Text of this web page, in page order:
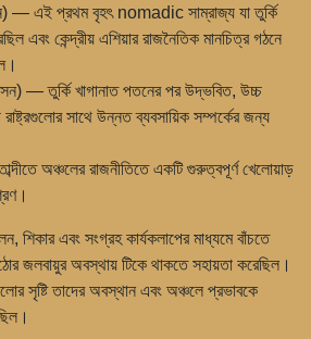
এই প্রথম বৃহৎ nomadic সাম্রাজ্য যা তুর্কি
এবং কেন্দ্রীয় এশিয়ার রাজনৈতিক মানচিত্র গঠনে
— তুর্কি খাগানাত পতনের পর উদ্ভবিত, উচ্চ
সাথে উন্নত ব্যবসায়িক সম্পর্কের জন্য
অঞ্চলের রাজনীতিতে একটি গুরুত্বপূর্ণ খেলোয়াড়
এবং সংগ্রহ কার্যকলাপের মাধ্যমে বাঁচতে
জলবায়ুর অবস্থায় টিকে থাকতে সহায়তা করেছিল।
সৃষ্টি তাদের অবস্থান এবং অঞ্চলে প্রভাবকে